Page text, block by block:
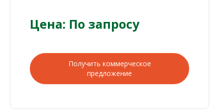
Цена: По запросу
Получить коммерческое
предложение